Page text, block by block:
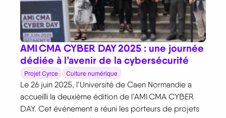
AMI CMA CYBER DAY 2025 : une journée
dédiée à l’avenir de la cybersécurité
Projet Cyrce Culture numérique
Le 26 juin 2025, l’Université de Caen Normandie a
accueilli la deuxième édition de l’AMI CMA CYBER
DAY. Cet événement a réuni les porteurs de projets